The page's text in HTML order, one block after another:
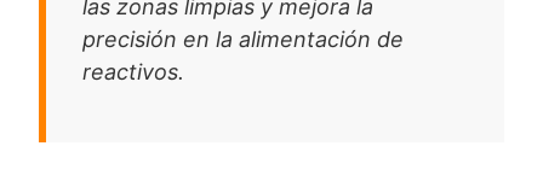
las zonas limpias y mejora la
precisión en la alimentación de
reactivos.